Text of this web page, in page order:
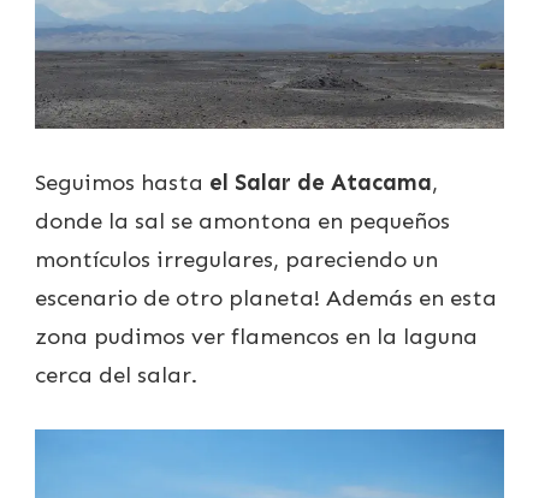
Seguimos hasta el Salar de Atacama,
donde la sal se amontona en pequeños
montículos irregulares, pareciendo un
escenario de otro planeta! Además en esta
zona pudimos ver flamencos en la laguna
cerca del salar.